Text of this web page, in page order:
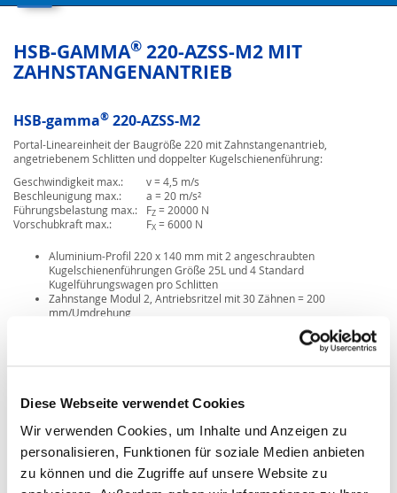
Diese Webseite verwendet Cookies
Wir verwenden Cookies, um Inhalte und Anzeigen zu
personalisieren, Funktionen für soziale Medien anbieten
zu können und die Zugriffe auf unsere Website zu
HSB-GAMMA® 220-AZSS-M2 MIT
ZAHNSTANGENANTRIEB
HSB-gamma® 220-AZSS-M2
Portal-Lineareinheit der Baugröße 220 mit Zahnstangenantrieb,
angetriebenem Schlitten und doppelter Kugelschienenführung:
Geschwindigkeit max.:
v = 4,5 m/s
Beschleunigung max.:
a = 20 m/s²
Führungsbelastung max.:
FZ = 20000 N
Vorschubkraft max.:
FX = 6000 N
Aluminium-Profil 220 x 140 mm mit 2 angeschraubten
Kugelschienenführungen Größe 25L und 4 Standard
Kugelführungswagen pro Schlitten
Zahnstange Modul 2, Antriebsritzel mit 30 Zähnen = 200
mm/Umdrehung
Servo-Kegelradgetriebe D90 oder D115, mögliche Übersetzungen
1 Standard-Schlittenlänge mit 550 mm, Sonderlängen möglich